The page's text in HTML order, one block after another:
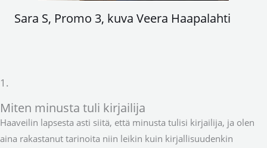
Sara S, Promo 3, kuva Veera Haapalahti
1.
Miten minusta tuli kirjailija
Haaveilin lapsesta asti siitä, että minusta tulisi kirjailija, ja olen
aina rakastanut tarinoita niin leikin kuin kirjallisuudenkin